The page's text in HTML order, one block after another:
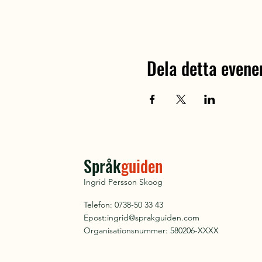
Dela detta
Språkguiden
Ingrid Persson Skoog
Telefon: 0738-50 33 43
Epost:ingrid@sprakguiden.com
Organisationsnummer: 580206-XXXX